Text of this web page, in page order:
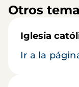
Otros
Iglesia
Ir a la